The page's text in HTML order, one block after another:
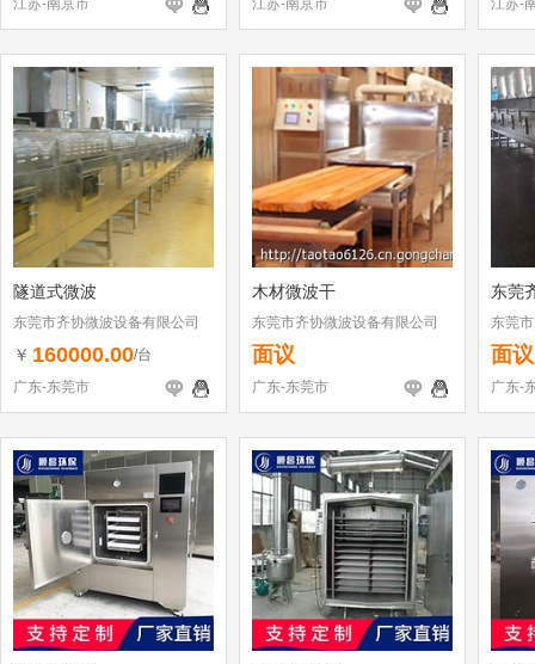
江苏-南京市
江苏-南京市
江苏-
隧道式微波
东莞市齐协微波设备有限公司
￥ 160000.00/台
广东-东莞市
木材微波干
东莞市齐协微波设备有限公司
面议
广东-东莞市
东莞
东莞
面议
广东-